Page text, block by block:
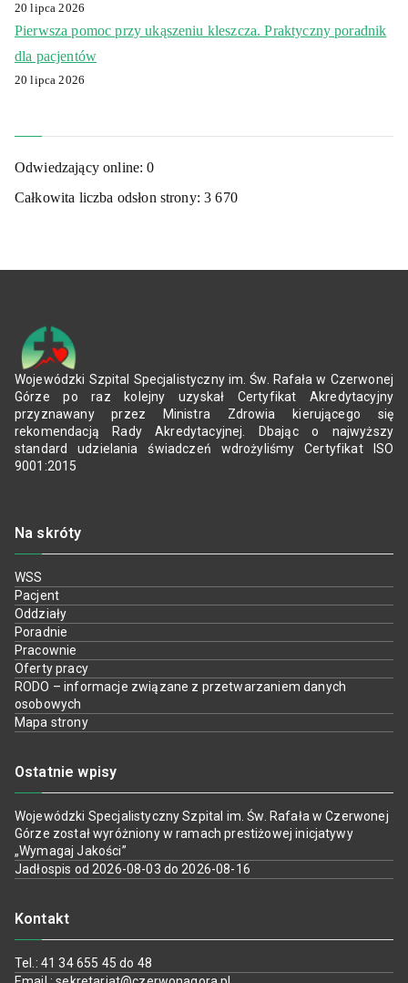
20 lipca 2026
Pierwsza pomoc przy ukąszeniu kleszcza. Praktyczny poradnik
dla pacjentów
20 lipca 2026
Odwiedzający online:0
Całkowita liczba odsłon strony:3 670
Wojewódzki Szpital Specjalistyczny im. Św. Rafała w Czerwonej
Górze po raz kolejny uzyskał Certyfikat Akredytacyjny
przyznawany przez Ministra Zdrowia kierującego się
rekomendacją Rady Akredytacyjnej. Dbając o najwyższy
standard udzielania świadczeń wdrożyliśmy Certyfikat ISO
9001:2015
Na skróty
WSS
Pacjent
Oddziały
Poradnie
Pracownie
Oferty pracy
RODO – informacje związane z przetwarzaniem danych
osobowych
Mapa strony
Ostatnie wpisy
Wojewódzki Specjalistyczny Szpital im. Św. Rafała w Czerwonej
Górze został wyróżniony w ramach prestiżowej inicjatywy
„Wymagaj Jakości”
Jadłospis od 2026-08-03 do 2026-08-16
Kontakt
Tel.: 41 34 655 45 do 48